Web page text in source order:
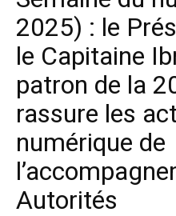
2025) : le
le Capitaine
patron de la
rassure les
numérique de
Autorités